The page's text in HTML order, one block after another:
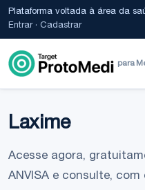
Plataforma voltada à área da
Entrar· Cadastrar
para
Laxime
Acesse agora,
ANVISA e consulte,